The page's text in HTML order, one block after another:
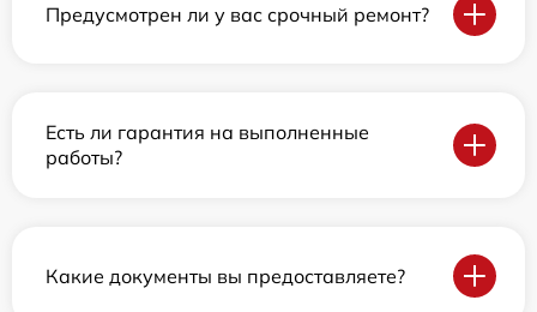
Предусмотрен ли у вас срочный ремонт?
Есть ли гарантия на выполненные
работы?
Какие документы вы предоставляете?